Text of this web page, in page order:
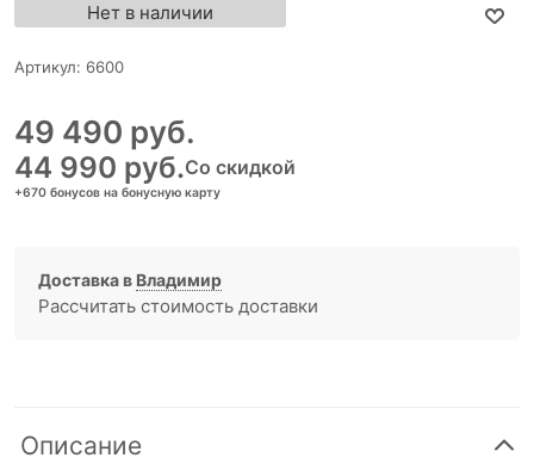
Нет в наличии
Артикул: 6600
44 990 руб.
+670 бонусов на бонусную карту
Со скидкой
49 490 руб.
Доставка в Владимир
Рассчитать стоимость доставки
Описание